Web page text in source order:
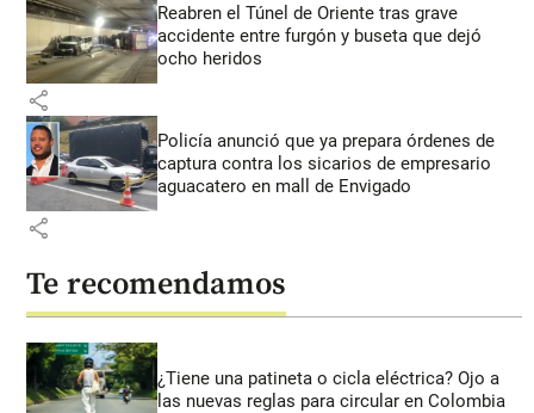
Reabren el Túnel de Oriente tras grave
accidente entre furgón y buseta que dejó
ocho heridos
share
Policía anunció que ya prepara órdenes de
captura contra los sicarios de empresario
aguacatero en mall de Envigado
share
Te recomendamos
¿Tiene una patineta o cicla eléctrica? Ojo a
las nuevas reglas para circular en Colombia